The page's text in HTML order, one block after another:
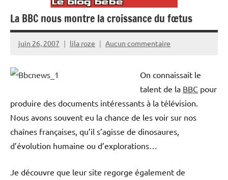
La BBC nous montre la croissance du fœtus
juin 26, 2007 lila roze Aucun commentaire
On connaissait le
talent de la BBC pour
produire des documents intéressants à la télévision.
Nous avons souvent eu la chance de les voir sur nos
chaînes françaises, qu’il s’agisse de dinosaures,
d’évolution humaine ou d’explorations…
Je découvre que leur site regorge également de